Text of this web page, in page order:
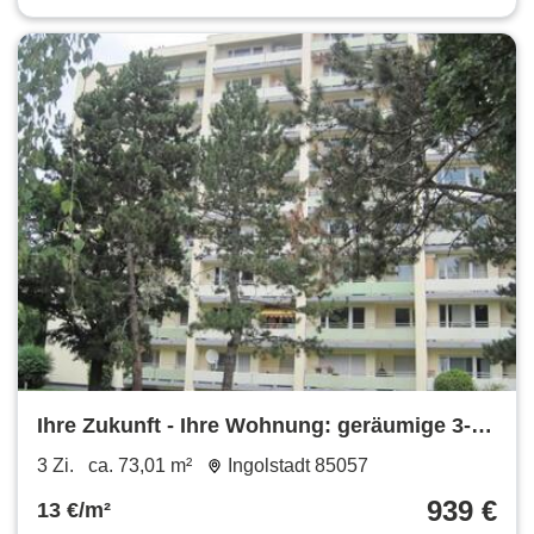
Ihre Zukunft - Ihre Wohnung: geräumige 3-
Zimmer-Wohnung mit Balkon
3 Zi. ca. 73,01 m² Ingolstadt 85057
13 €/m² 939 €